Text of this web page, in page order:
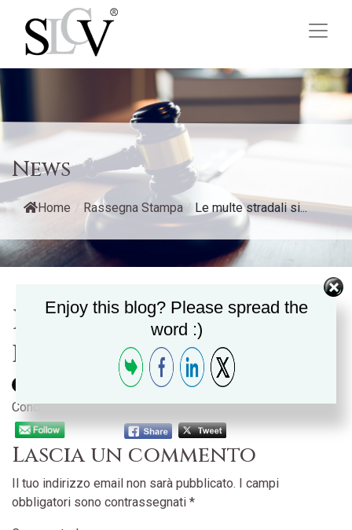
News
Home / Rassegna Stampa / Le multe stradali si...
Le multe stradali si
pagano a rate
Condividi su:
Lascia un commento
Il tuo indirizzo email non sarà pubblicato. I campi
obbligatori sono contrassegnati *
Enjoy this blog? Please spread the
word :)